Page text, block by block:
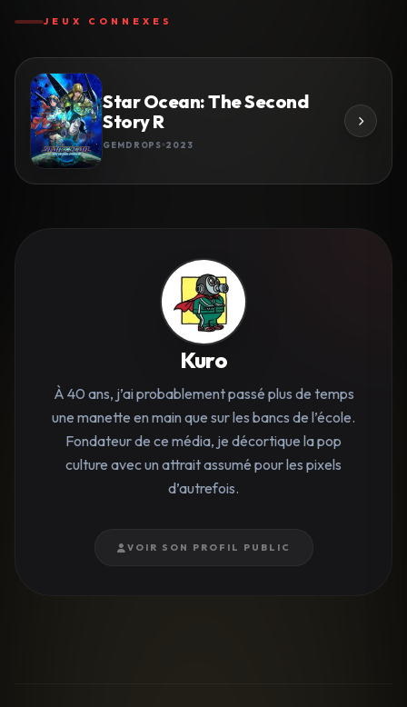
JEUX CONNEXES
Star Ocean: The Second
Story R
GEMDROPS 2023
Kuro
À 40 ans, j’ai probablement passé plus de temps
une manette en main que sur les bancs de l’école.
Fondateur de ce média, je décortique la pop
culture avec un attrait assumé pour les pixels
d’autrefois.
VOIR SON PROFIL PUBLIC